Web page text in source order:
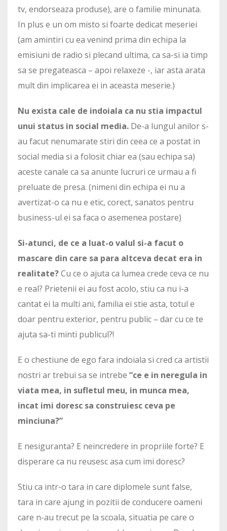
tv, endorseaza produse), are o familie minunata.
In plus e un om misto si foarte dedicat meseriei
(am amintiri cu ea venind prima din echipa la
emisiuni de radio si plecand ultima, ca sa-si ia timp
sa se pregateasca – apoi relaxeze -, iar asta arata
mult din implicarea ei in aceasta meserie.)
Nu exista cale de indoiala ca nu stia impactul
unui status in social media. De-a lungul anilor s-
au facut nenumarate stiri din ceea ce a postat in
social media si a folosit chiar ea (sau echipa sa)
aceste canale ca sa anunte lucruri ce urmau a fi
preluate de presa. (nimeni din echipa ei nu a
avertizat-o ca nu e etic, corect, sanatos pentru
business-ul ei sa faca o asemenea postare)
Si-atunci, de ce a luat-o valul si-a facut o
mascare din care sa para altceva decat era in
realitate?Cu ce o ajuta ca lumea crede ceva ce nu
e real? Prietenii ei au fost acolo, stiu ca nu i-a
cantat ei la multi ani, familia ei stie asta, totul e
doar pentru exterior, pentru public – dar cu ce te
ajuta sa-ti minti publicul?!
E o chestiune de ego fara indoiala si cred ca artistii
nostri ar trebui sa se intrebe “ce e in neregula in
viata mea, in sufletul meu, in munca mea,
incat imi doresc sa construiesc ceva pe
minciuna?”
E nesiguranta? E neincredere in propriile forte? E
disperare ca nu reusesc asa cum imi doresc?
Stiu ca intr-o tara in care diplomele sunt false,
tara in care ajung in pozitii de conducere oameni
care n-au trecut pe la scoala, situatia pe care o